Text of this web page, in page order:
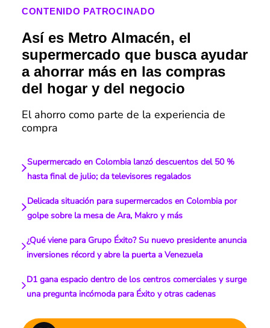
CONTENIDO PATROCINADO
Así es Metro Almacén, el
supermercado que busca ayudar
a ahorrar más en las compras
del hogar y del negocio
El ahorro como parte de la experiencia de
compra
Supermercado en Colombia lanzó descuentos del 50 %
hasta final de julio; da televisores regalados
Delicada situación para supermercados en Colombia por
golpe sobre la mesa de Ara, Makro y más
¿Qué viene para Grupo Éxito? Su nuevo presidente anuncia
inversiones récord y abre la puerta a Venezuela
D1 gana espacio dentro de los centros comerciales y surge
una pregunta incómoda para Éxito y otras cadenas